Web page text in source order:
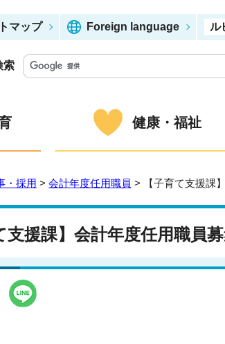
マップ Foreign language ル
索
健康・福祉
・採用 > 会計年度任用職員 > 【子育て支援課
支援課】会計年度任用職員